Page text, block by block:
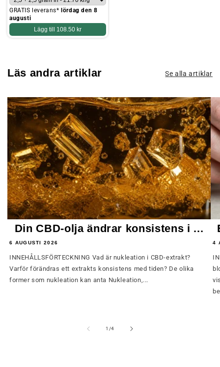
GRATIS leverans* lördag den 8
augusti
Lägg till 108.50 kr
Läs andra artiklar Se alla artiklar
Din CBD-olja ändrar konsistens i ...
6 AUGUSTI 2026
INNEHÅLLSFÖRTECKNING Vad är nukleation i CBD-extrakt?
Varför förändras ett extrakts konsistens med tiden? De olika
former som nukleation kan anta Nukleation,...
4
1 /av
4